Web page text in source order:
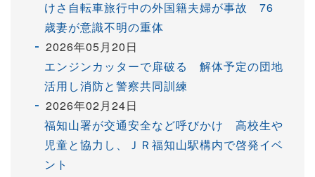
けさ自転車旅行中の外国籍夫婦が事故 76
歳妻が意識不明の重体
2026年05月20日
エンジンカッターで扉破る 解体予定の団地
活用し消防と警察共同訓練
2026年02月24日
福知山署が交通安全など呼びかけ 高校生や
児童と協力し、ＪＲ福知山駅構内で啓発イベ
ント